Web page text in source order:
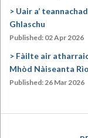
Uair a’
Ghlaschu
Published: 02 Apr 2026
Fàilte air
Mhòd Nàiseanta
Published: 26 Mar 2026